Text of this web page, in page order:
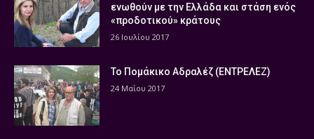
ενωθούν με την Ελλάδα και στάση ενός
«προδοτικού» κράτους
26 Ιουλίου 2017
Το Πομάκικο Αδραλέζ (ΕΝΤΡΕΛΕΖ)
24 Μαΐου 2017